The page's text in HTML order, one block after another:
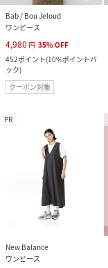
Bab / Bou Jeloud
ワンピース
4,980 円 35%OFF
452ポイント(10%ポイントバ
ック)
クーポン対象
PR
New Balance
ワンピース